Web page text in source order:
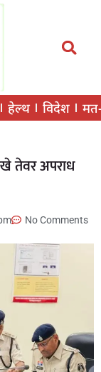
हेल्थ विदेश
तेवर अपराध
No Comments